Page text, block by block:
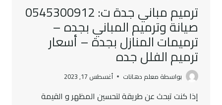
ترميم مباني جدة ت: 0545300912
صيانة وترميم المباني بجده –
ترميمات المنازل بجدة – أسعار
ترميم الفلل جده
بواسطة معلم دهانات أغسطس 17, 2023
إذا كنت تبحث عن طريقة لتحسين المظهر و القيمة